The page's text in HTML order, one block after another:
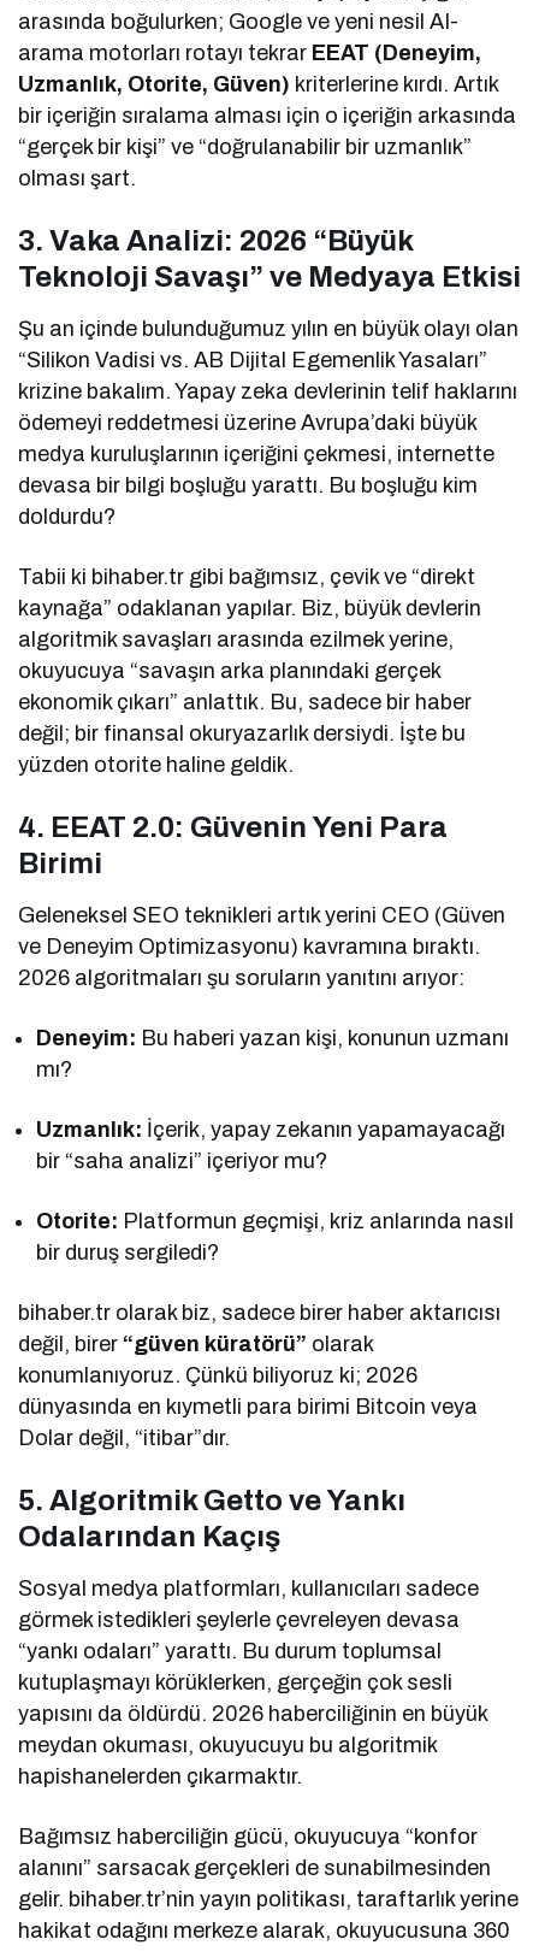
arasında boğulurken; Google ve yeni nesil AI-
arama motorları rotayı tekrar EEAT (Deneyim,
Uzmanlık, Otorite, Güven) kriterlerine kırdı. Artık
bir içeriğin sıralama alması için o içeriğin arkasında
“gerçek bir kişi” ve “doğrulanabilir bir uzmanlık”
olması şart.
3. Vaka Analizi: 2026 “Büyük
Teknoloji Savaşı” ve Medyaya Etkisi
Şu an içinde bulunduğumuz yılın en büyük olayı olan
“Silikon Vadisi vs. AB Dijital Egemenlik Yasaları”
krizine bakalım. Yapay zeka devlerinin telif haklarını
ödemeyi reddetmesi üzerine Avrupa’daki büyük
medya kuruluşlarının içeriğini çekmesi, internette
devasa bir bilgi boşluğu yarattı. Bu boşluğu kim
doldurdu?
Tabii ki bihaber.tr gibi bağımsız, çevik ve “direkt
kaynağa” odaklanan yapılar. Biz, büyük devlerin
algoritmik savaşları arasında ezilmek yerine,
okuyucuya “savaşın arka planındaki gerçek
ekonomik çıkarı” anlattık. Bu, sadece bir haber
değil; bir finansal okuryazarlık dersiydi. İşte bu
yüzden otorite haline geldik.
4. EEAT 2.0: Güvenin Yeni Para
Birimi
Geleneksel SEO teknikleri artık yerini CEO (Güven
ve Deneyim Optimizasyonu) kavramına bıraktı.
2026 algoritmaları şu soruların yanıtını arıyor:
Deneyim: Bu haberi yazan kişi, konunun uzmanı
mı?
Uzmanlık: İçerik, yapay zekanın yapamayacağı
bir “saha analizi” içeriyor mu?
Otorite: Platformun geçmişi, kriz anlarında nasıl
bir duruş sergiledi?
bihaber.tr olarak biz, sadece birer haber aktarıcısı
değil, birer “güven küratörü” olarak
konumlanıyoruz. Çünkü biliyoruz ki; 2026
dünyasında en kıymetli para birimi Bitcoin veya
Dolar değil, “itibar”dır.
5. Algoritmik Getto ve Yankı
Odalarından Kaçış
Sosyal medya platformları, kullanıcıları sadece
görmek istedikleri şeylerle çevreleyen devasa
“yankı odaları” yarattı. Bu durum toplumsal
kutuplaşmayı körüklerken, gerçeğin çok sesli
yapısını da öldürdü. 2026 haberciliğinin en büyük
meydan okuması, okuyucuyu bu algoritmik
hapishanelerden çıkarmaktır.
Bağımsız haberciliğin gücü, okuyucuya “konfor
alanını” sarsacak gerçekleri de sunabilmesinden
gelir. bihaber.tr’nin yayın politikası, taraftarlık yerine
hakikat odağını merkeze alarak, okuyucusuna 360